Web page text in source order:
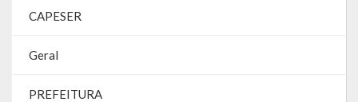
RGF – Relatório de Gestão Fiscal
RREO – Relatório Resumido da Execução Orçamentária
LOA – Lei Orçamentária Anual
CAPESER
Geral
PREFEITURA